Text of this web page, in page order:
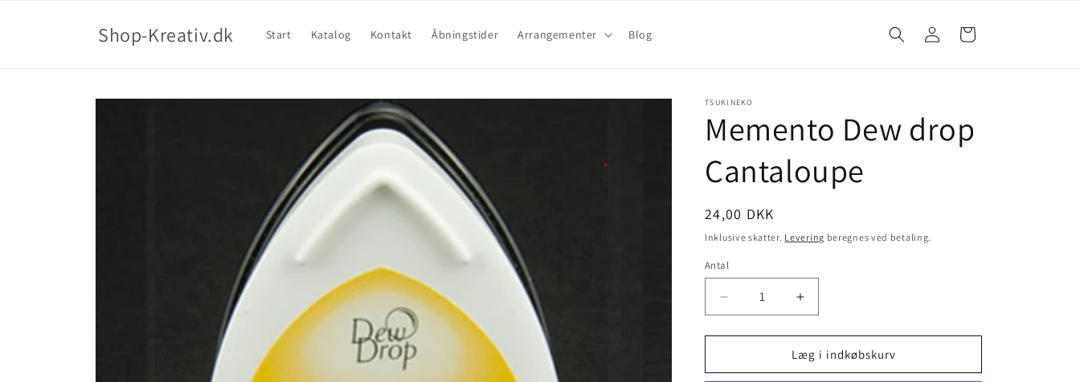
Shop-Kreativ.dk Start Katalog Kontakt Åbningstider Arrangementer Blog
Log
ind
Indkøbskurv
TSUKINEKO
Memento Dew drop
Cantaloupe
24,00 DKK
Inklusive skatter. Levering beregnes ved betaling.
Antal
Læg i indkøbskurv